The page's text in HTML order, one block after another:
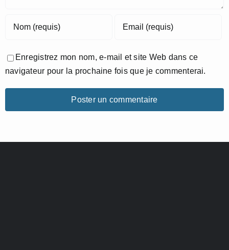
Enregistrez mon nom, e-mail et site Web dans ce
navigateur pour la prochaine fois que je commenterai.